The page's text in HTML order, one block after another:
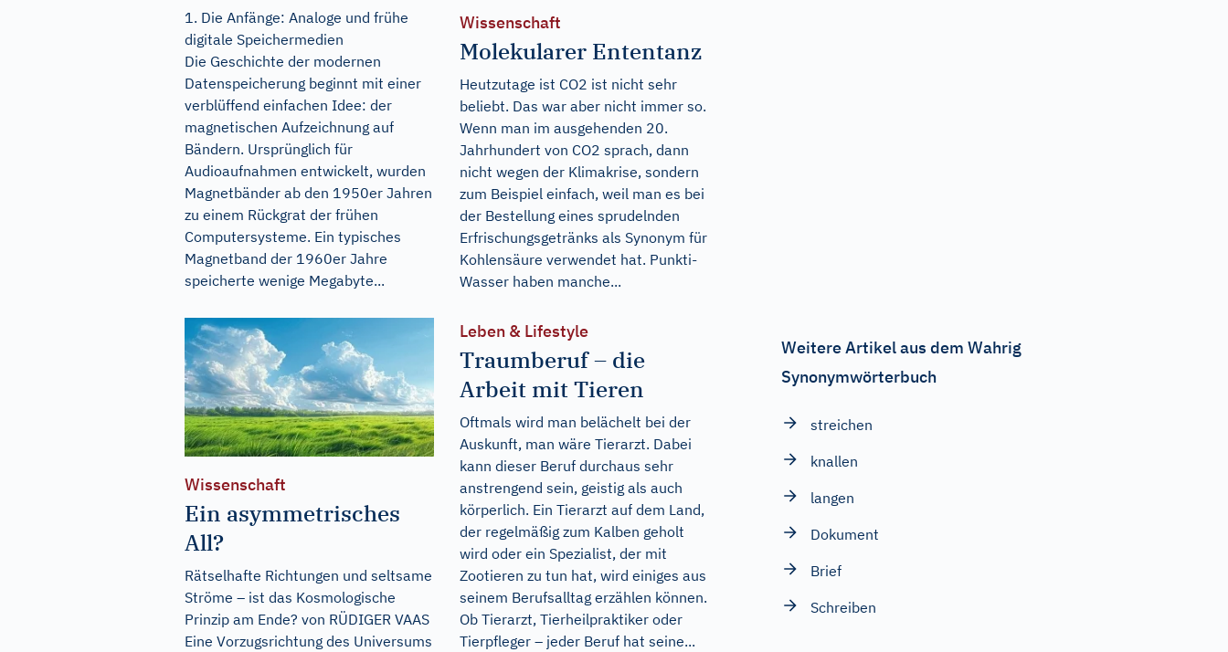
1. Die Anfänge: Analoge und frühe
digitale Speichermedien
Die Geschichte der modernen
Datenspeicherung beginnt mit einer
verblüffend einfachen Idee: der
magnetischen Aufzeichnung auf
Bändern. Ursprünglich für
Audioaufnahmen entwickelt, wurden
Magnetbänder ab den 1950er Jahren
zu einem Rückgrat der frühen
Computersysteme. Ein typisches
Magnetband der 1960er Jahre
speicherte wenige Megabyte...
Wissenschaft
Molekularer Ententanz
Heutzutage ist CO2 ist nicht sehr
beliebt. Das war aber nicht immer so.
Wenn man im ausgehenden 20.
Jahrhundert von CO2 sprach, dann
nicht wegen der Klimakrise, sondern
zum Beispiel einfach, weil man es bei
der Bestellung eines sprudelnden
Erfrischungsgetränks als Synonym für
Kohlensäure verwendet hat. Punkti-
Wasser haben manche...
Wissenschaft
Ein asymmetrisches
All?
Rätselhafte Richtungen und seltsame
Ströme – ist das Kosmologische
Prinzip am Ende? von RÜDIGER VAAS
Eine Vorzugsrichtung des Universums
Leben & Lifestyle
Traumberuf – die
Arbeit mit Tieren
Oftmals wird man belächelt bei der
Auskunft, man wäre Tierarzt. Dabei
kann dieser Beruf durchaus sehr
anstrengend sein, geistig als auch
körperlich. Ein Tierarzt auf dem Land,
der regelmäßig zum Kalben geholt
wird oder ein Spezialist, der mit
Zootieren zu tun hat, wird einiges aus
seinem Berufsalltag erzählen können.
Ob Tierarzt, Tierheilpraktiker oder
Tierpfleger – jeder Beruf hat seine...
Weitere Artikel aus dem Wahrig
Synonymwörterbuch
streichen
knallen
langen
Dokument
Brief
Schreiben